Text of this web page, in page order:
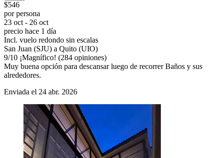
$546
por persona
23 oct - 26 oct
precio hace 1 día
Incl. vuelo redondo sin escalas
San Juan (SJU) a Quito (UIO)
9/10 ¡Magnífico! (284 opiniones)
Muy buena opción para descansar luego de recorrer Baños y sus
alrededores.
Enviada el 24 abr. 2026